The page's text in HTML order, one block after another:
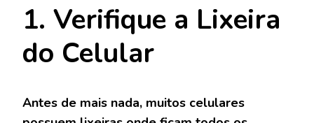
1. Verifique a Lixeira
do Celular
Antes de mais nada, muitos celulares